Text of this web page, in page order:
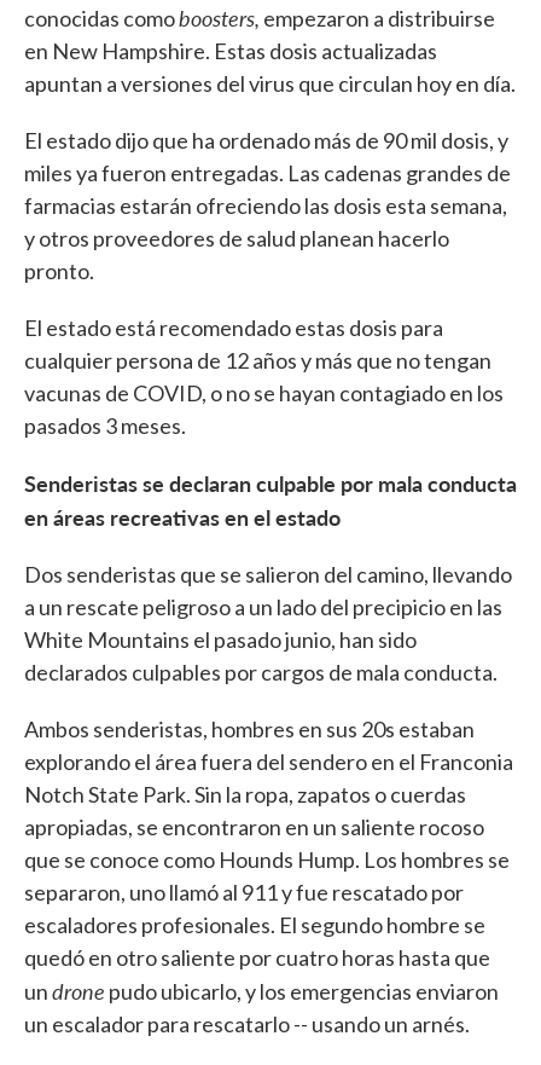
conocidas comoboosters, empezaron a distribuirse
en New Hampshire. Estas dosis actualizadas
apuntan a versiones del virus que circulan hoy en día.
El estado dijo que ha ordenado más de 90 mil dosis, y
miles ya fueron entregadas. Las cadenas grandes de
farmacias estarán ofreciendo las dosis esta semana,
y otros proveedores de salud planean hacerlo
pronto.
El estado está recomendado estas dosis para
cualquier persona de 12 años y más que no tengan
vacunas de COVID, o no se hayan contagiado en los
pasados 3 meses.
Senderistas se declaran culpable por mala conducta
en áreas recreativas en el estado
Dos senderistas que se salieron del camino, llevando
a un rescate peligroso a un lado del precipicio en las
White Mountains el pasado junio, han sido
declarados culpables por cargos de mala conducta.
Ambos senderistas, hombres en sus 20s estaban
explorando el área fuera del sendero en el Franconia
Notch State Park. Sin la ropa, zapatos o cuerdas
apropiadas, se encontraron en un saliente rocoso
que se conoce como Hounds Hump. Los hombres se
separaron, uno llamó al 911 y fue rescatado por
escaladores profesionales. El segundo hombre se
quedó en otro saliente por cuatro horas hasta que
undrone pudo ubicarlo, y los emergencias enviaron
un escalador para rescatarlo -- usando un arnés.